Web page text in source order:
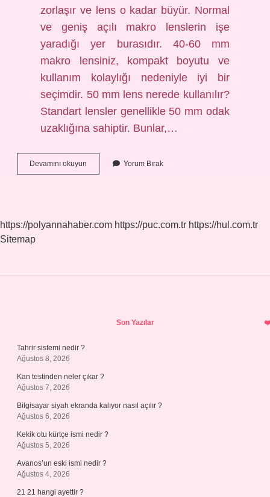
zorlaşır ve lens o kadar büyür. Normal
ve geniş açılı makro lenslerin işe
yaradığı yer burasıdır. 40-60 mm
makro lensiniz, kompakt boyutu ve
kullanım kolaylığı nedeniyle iyi bir
seçimdir. 50 mm lens nerede kullanılır?
Standart lensler genellikle 50 mm odak
uzaklığına sahiptir. Bunlar,…
Devamını okuyun
Lens
Yorum Bırak
https://polyannahaber.com https://puc.com.tr https://hul.com.tr
Sitemap
Son Yazılar
Tahrir sistemi nedir ?
Ağustos 8, 2026
Kan testinden neler çıkar ?
Ağustos 7, 2026
Bilgisayar siyah ekranda kalıyor nasıl açılır ?
Ağustos 6, 2026
Kekik otu kürtçe ismi nedir ?
Ağustos 5, 2026
Avanos’un eski ismi nedir ?
Ağustos 4, 2026
21 21 hangi ayettir ?